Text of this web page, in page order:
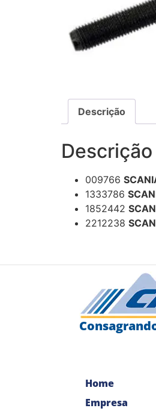
Descrição
Descrição
009766
1333786
1852442
2212238
Home
Empresa